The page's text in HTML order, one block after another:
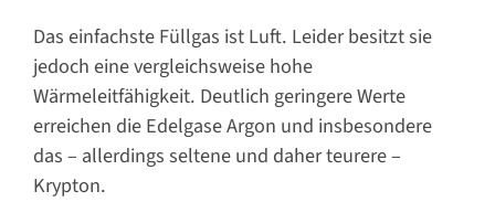
Das einfachste Füllgas ist Luft. Leider besitzt sie
jedoch eine vergleichsweise hohe
Wärmeleitfähigkeit. Deutlich geringere Werte
erreichen die Edelgase Argon und insbesondere
das – allerdings seltene und daher teurere –
Krypton.